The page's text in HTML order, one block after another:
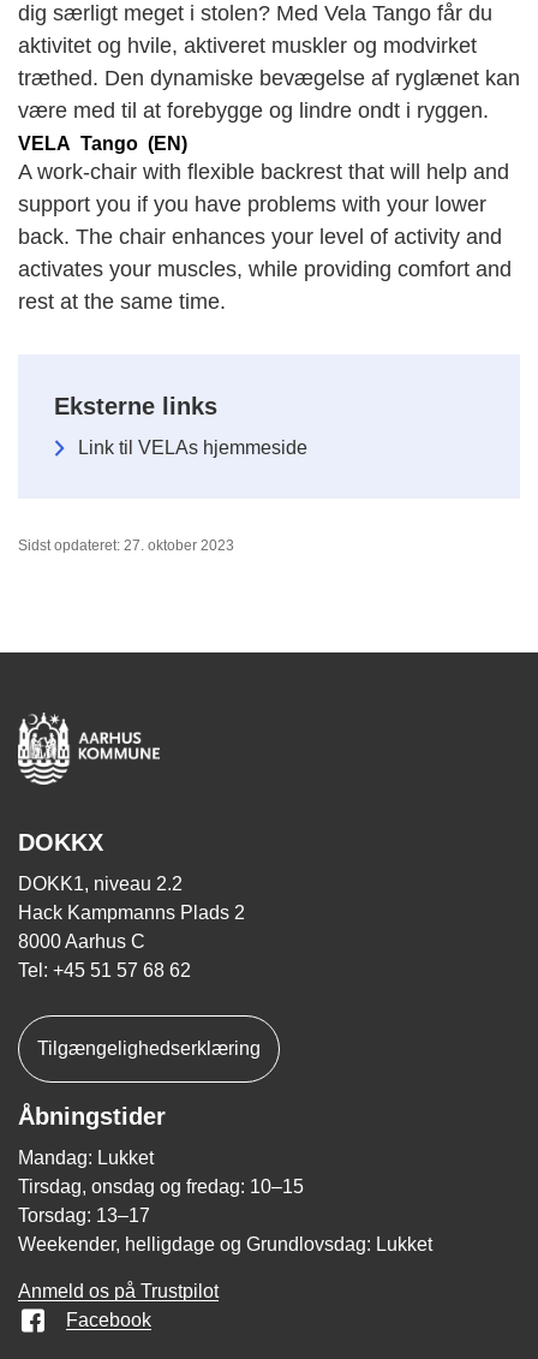
dig særligt meget i stolen? Med Vela Tango får du
aktivitet og hvile, aktiveret muskler og modvirket
træthed. Den dynamiske bevægelse af ryglænet kan
være med til at forebygge og lindre ondt i ryggen.
VELA Tango (EN)
A work-chair with flexible backrest that will help and
support you if you have problems with your lower
back. The chair enhances your level of activity and
activates your muscles, while providing comfort and
rest at the same time.
Eksterne links
Link til VELAs hjemmeside
Sidst opdateret: 27. oktober 2023
DOKKX
DOKK1, niveau 2.2
Hack Kampmanns Plads 2
8000 Aarhus C
Tel: +45 51 57 68 62
Tilgængelighedserklæring
Åbningstider
Mandag: Lukket
Tirsdag, onsdag og fredag: 10–15
Torsdag: 13–17
Weekender, helligdage og Grundlovsdag: Lukket
Anmeld os på Trustpilot
Facebook